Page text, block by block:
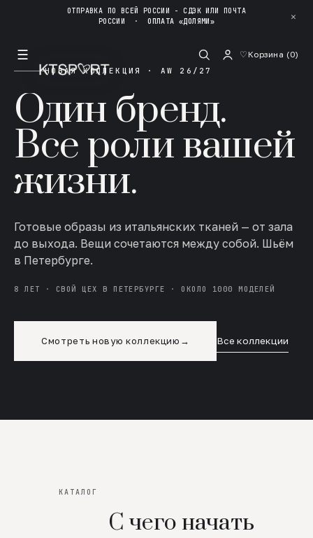
ОТПРАВКА ПО ВСЕЙ РОССИИ - СДЭК ИЛИ ПОЧТА
РОССИИ ·ОПЛАТА «ДОЛЯМИ» ✕
☰ ♡Корзина (0)
НОВАЯ КОЛЛЕКЦИЯ · AW 26/27
Один бренд.
Все роли вашей
жизни.
Готовые образы из итальянских тканей — от зала
до выхода. Вещи сочетаются между собой. Шьём
в Петербурге.
8 ЛЕТ · СВОЙ ЦЕХ В ПЕТЕРБУРГЕ · ОКОЛО 1000 МОДЕЛЕЙ
Смотреть новую коллекцию → Все коллекции
КАТАЛОГ
С чего начать